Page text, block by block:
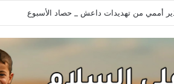
أممي من تهديدات داعش _ حصاد الأسبوع